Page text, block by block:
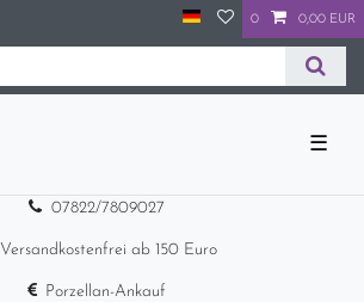
0 0,00 EUR
☰
07822/7809027
Versandkostenfrei ab 150 Euro
Porzellan-Ankauf